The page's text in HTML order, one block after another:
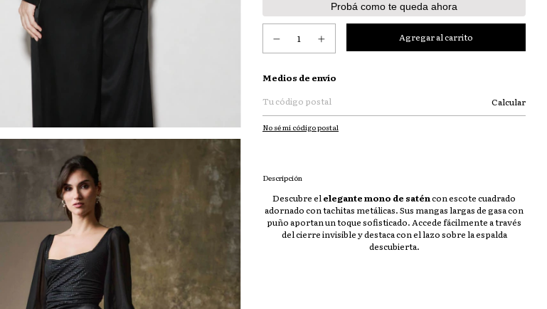
Probá como te queda ahora
Entregas para el CP:
Medios de envío
Calcular
No sé mi código postal
Descripción
Descubre elelegante mono de saténcon escote cuadrado
adornado con tachitas metálicas. Sus mangas largas de gasa con
puño aportan un toque sofisticado. Accede fácilmente a través
del cierre invisible y destaca con el lazo sobre la espalda
descubierta.